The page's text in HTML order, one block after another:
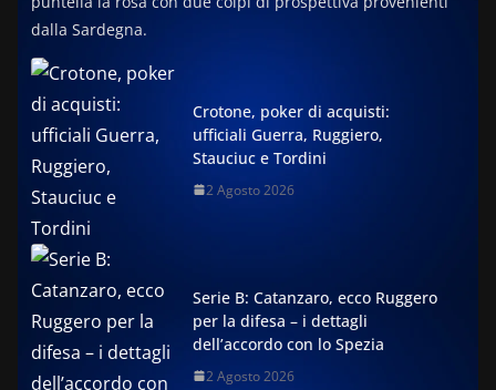
dalla Sardegna.
Crotone, poker di acquisti:
ufficiali Guerra, Ruggiero,
Stauciuc e Tordini
2 Agosto 2026
Serie B: Catanzaro, ecco Ruggero
per la difesa – i dettagli
dell’accordo con lo Spezia
2 Agosto 2026